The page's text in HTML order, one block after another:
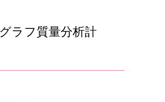
ラフ質量分析計